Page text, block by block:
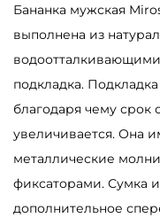
а
р
а
Б
а
н
а
н
Бананка мужская
выполнена из
подкладка.
благодаря чему срок
увеличивается. Она
металлические
фиксаторами. Сумка
дополнительное